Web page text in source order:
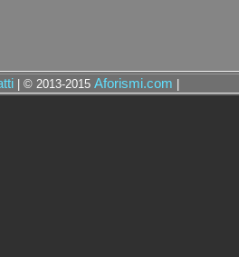
| © 2013-2015 Aforismi.com